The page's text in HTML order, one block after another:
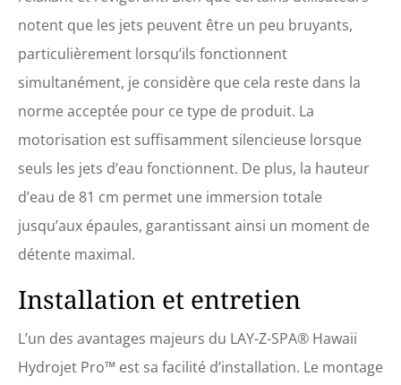
notent que les jets peuvent être un peu bruyants,
particulièrement lorsqu’ils fonctionnent
simultanément, je considère que cela reste dans la
norme acceptée pour ce type de produit. La
motorisation est suffisamment silencieuse lorsque
seuls les jets d’eau fonctionnent. De plus, la hauteur
d’eau de 81 cm permet une immersion totale
jusqu’aux épaules, garantissant ainsi un moment de
détente maximal.
Installation et entretien
L’un des avantages majeurs du LAY-Z-SPA® Hawaii
Hydrojet Pro™ est sa facilité d’installation. Le montage